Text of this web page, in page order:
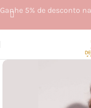
Ganhe 5% de desconto